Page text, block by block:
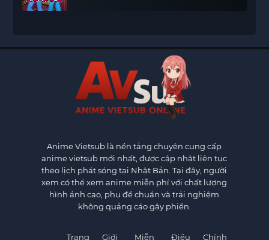
Anime Vietsub là nền tảng chuyên cung cấp
anime vietsub mới nhất, được cập nhật liên tục
theo lịch phát sóng tại Nhật Bản. Tại đây, người
xem có thể xem anime miễn phí với chất lượng
hình ảnh cao, phụ đề chuẩn và trải nghiệm
không quảng cáo gây phiền.
Trang Giới Miễn Điều Chính